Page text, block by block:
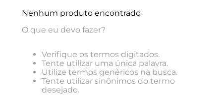
Nenhum produto encontrado
O que eu devo fazer?
Verifique os termos digitados.
Tente utilizar uma única palavra.
Utilize termos genéricos na busca.
Tente utilizar sinônimos do termo
desejado.